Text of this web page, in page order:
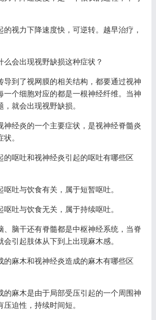
的视力下降速度快，可逆转。越早治疗，
么会出现视野缺损这种症状？
导到了视网膜的相关结构，都要通过视神
一个细胞对应的都是一根神经纤维。当神
就会出现视野缺损。
神经炎的一个主要症状，是视神经脊髓炎
。
的呕吐和视神经炎引起的呕吐有哪些区
呕吐与饮食有关，属于短暂呕吐。
呕吐与饮食无关，属于持续呕吐。
、脑干还有脊髓都是中枢神经系统，当脊
引起肢体从下到上出现麻木感。
的麻木和视神经炎造成的麻木有哪些区
的麻木是由于局部受压引起的一个周围神
迫性，持续时间短。